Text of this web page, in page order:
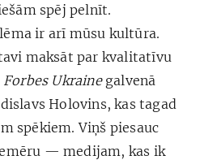
spēj pelnīt.
ir arī mūsu kultūra.
maksāt par kvalitatīvu
Forbes Ukrainegalvenā
Holovins, kas tagad
spēkiem. Viņš piesauc
— medijam, kas ik